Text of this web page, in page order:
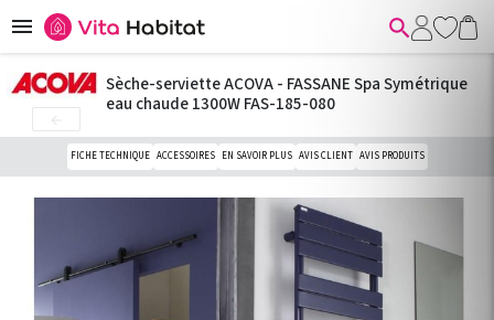
 
Sèche-serviette ACOVA - FASSANE Spa Symétrique
eau chaude 1300W FAS-185-080
FICHE TECHNIQUE ACCESSOIRES EN SAVOIR PLUS AVIS CLIENT AVIS PRODUITS